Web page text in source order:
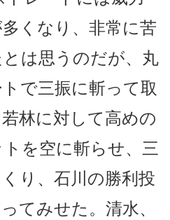
くなり、非常に苦
は思うのだが、丸
で三振に斬って取
林に対して高めの
を空に斬らせ、三
り、石川の勝利投
てみせた。清水、